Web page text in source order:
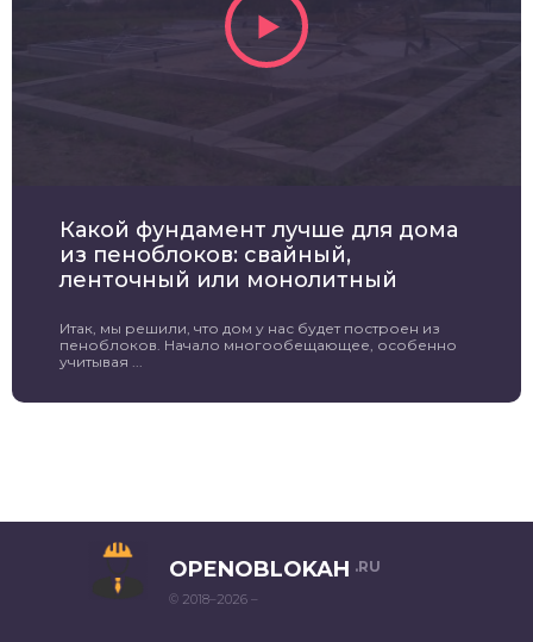
Какой фундамент лучше для дома
из пеноблоков: свайный,
ленточный или монолитный
Итак, мы решили, что дом у нас будет построен из
пеноблоков. Начало многообещающее, особенно
учитывая ...
OPENOBLOKAH .RU
© 2018–2026 –